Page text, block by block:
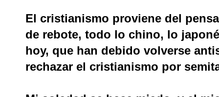
El cristianismo proviene del
de rebote, todo lo chino, lo
hoy, que han debido volverse
rechazar el cristianismo por